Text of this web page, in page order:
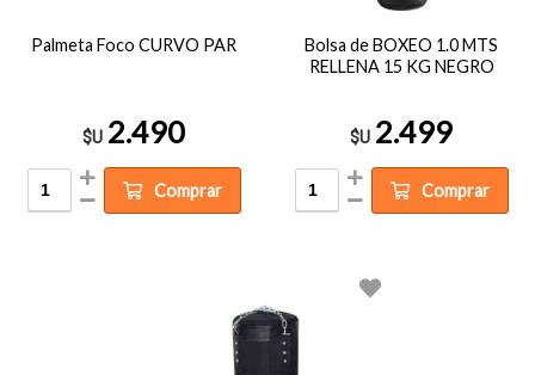
Palmeta Foco CURVO PAR
$U 2.490
Comprar
Bolsa de BOXEO 1.0 MTS
RELLENA 15 KG NEGRO
$U 2.499
Comprar